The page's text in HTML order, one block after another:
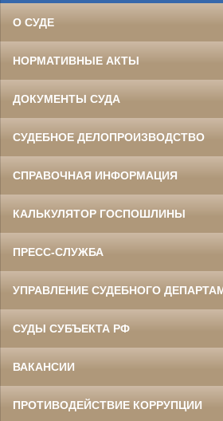
О СУДЕ
НОРМАТИВНЫЕ АКТЫ
ДОКУМЕНТЫ СУДА
СУДЕБНОЕ ДЕЛОПРОИЗВОДСТВО
СПРАВОЧНАЯ ИНФОРМАЦИЯ
КАЛЬКУЛЯТОР ГОСПОШЛИНЫ
ПРЕСС-СЛУЖБА
УПРАВЛЕНИЕ СУДЕБНОГО
СУДЫ СУБЪЕКТА РФ
ВАКАНСИИ
ПРОТИВОДЕЙСТВИЕ КОРРУПЦИИ